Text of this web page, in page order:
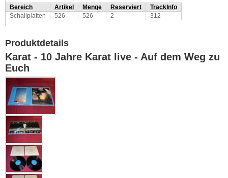
Bereich Artikel Menge Reserviert
TrackInfo
Schallplatten
526 526 2 312
Produktdetails
Karat - 10 Jahre Karat live - Auf dem Weg zu
Euch